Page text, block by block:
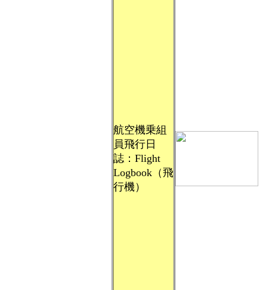
航空機乗組
員飛行日
誌：Flight
Logbook（飛
行機）